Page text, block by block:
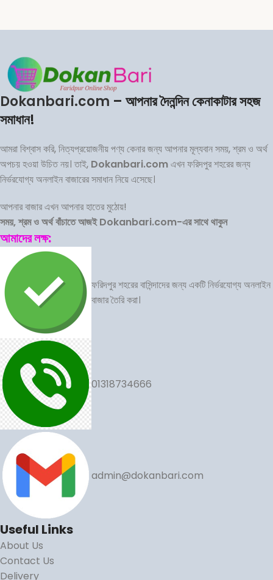
Dokanbari.com – আপনার দৈনন্দিন কেনাকাটার সহজ
সমাধান!
আমরা বিশ্বাস করি, নিত্যপ্রয়োজনীয় পণ্য কেনার জন্য আপনার মূল্যবান সময়, শ্রম ও অর্থ
অপচয় হওয়া উচিত নয়। তাই, Dokanbari.comএখন ফরিদপুর শহরের জন্য
নির্ভরযোগ্য অনলাইন বাজারের সমাধান নিয়ে এসেছে।
আপনার বাজার এখন আপনার হাতের মুঠোয়!
সময়, শ্রম ও অর্থ বাঁচাতে আজই Dokanbari.com-এর সাথে থাকুন
আমাদের লক্ষ:
ফরিদপুর শহরের বাসিন্দাদের জন্য একটি নির্ভরযোগ্য অনলাইন
বাজার তৈরি করা।
01318734666
admin@dokanbari.com
Useful Links
About Us
Contact Us
Delivery